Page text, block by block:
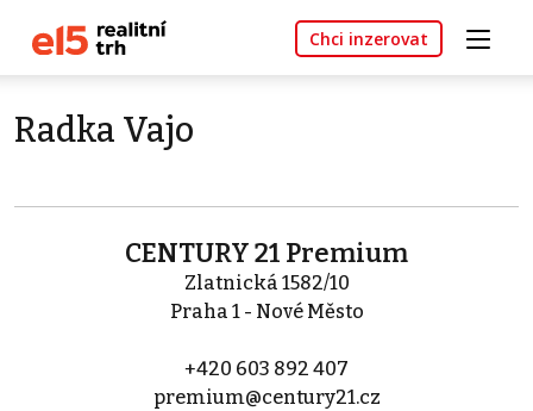
Chci inzerovat
Radka Vajo
CENTURY 21 Premium
Zlatnická 1582/10
Praha 1 - Nové Město
+420 603 892 407
premium@century21.cz